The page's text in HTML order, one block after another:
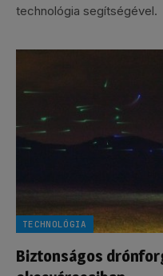
technológia segítségével.
TECHNOLÓGIA
Biztonságos